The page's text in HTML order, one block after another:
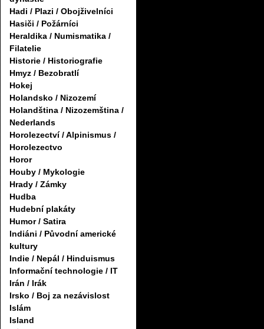
Hadi / Plazi / Obojživelníci
Hasiči / Požárníci
Heraldika / Numismatika /
Filatelie
Historie / Historiografie
Hmyz / Bezobratlí
Hokej
Holandsko / Nizozemí
Holandština / Nizozemština /
Nederlands
Horolezectví / Alpinismus /
Horolezectvo
Horor
Houby / Mykologie
Hrady / Zámky
Hudba
Hudební plakáty
Humor / Satira
Indiáni / Původní americké
kultury
Indie / Nepál / Hinduismus
Informační technologie / IT
Irán / Irák
Irsko / Boj za nezávislost
Islám
Island